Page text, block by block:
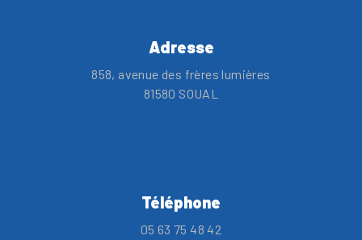
Adresse
858, avenue des frères lumières
81580 SOUAL
Téléphone
05 63 75 48 42